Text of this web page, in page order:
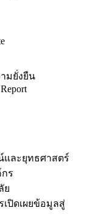
มยั่งยืน
และยุทธศาสตร์
ร
ย
เปิดเผยข้อมูลสู่